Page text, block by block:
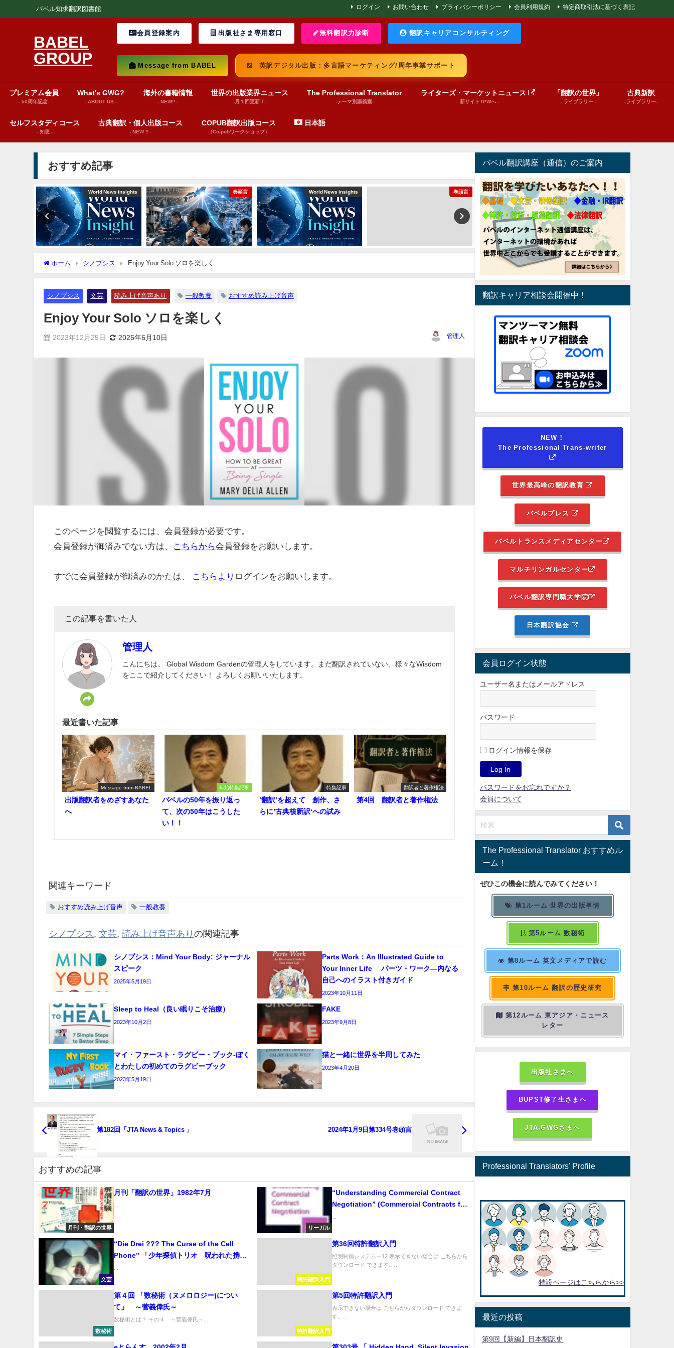
バベル知求翻訳図書館 ログイン お問い合わせ プライバシーポリシー 会員利用規約 特定商取引法に基づく表記
BABEL
GROUP
会員登録案内 出版社さま専用窓口 無料翻訳力診断 翻訳キャリアコンサルティング
Message from BABEL 英訳デジタル出版：多言語マーケティング/周年事業サポート
プレミアム会員
- 50周年記念-
What's GWG?
- ABOUT US -
海外の書籍情報
- NEW!! -
世界の出版業界ニュース
-月１回更新！-
The Professional Translator
-テーマ別講義室-
ライターズ・マーケットニュース
- 新サイトTPWへ -
「翻訳の世界」
- ライブラリー -
古典新訳
-ライブラリー-
セルフスタディコース
- 知恵 -
古典翻訳・個人出版コース
- NEW !! -
COPUB翻訳出版コース
（Co-pubワークショップ）
日本語
おすすめ記事
World News insights 巻頭言 World News insights 巻頭言 文芸（プレゼンテーション動画） 文芸（プレゼンテーショ
ホーム シノプシス Enjoy Your Solo ソロを楽しく
シノプシス 文芸 読み上げ音声あり 一般教養 おすすめ読み上げ音声
Enjoy Your Solo ソロを楽しく
2023年12月25日 2025年6月10日 管理人
このページを閲覧するには、会員登録が必要です。
会員登録が御済みでない方は、
こちらから会員登録をお願いします。
すでに会員登録が御済みのかたは、 こちらより ログインをお願いします。
この記事を書いた人
管理人
こんにちは。 Global Wisdom Gardenの管理人をしています。まだ翻訳されていない、様々なWisdom
をここで紹介してください！ よろしくお願いいたします。
最近書いた記事
Message from BABEL
出版翻訳者をめざすあなた
へ
年始特集記事
バベルの50年を振り返っ
て、次の50年はこうした
い！！
特集記事
’翻訳’を超えて 創作、さ
らに’古典核新訳‘への試み
翻訳者と著作権法
第4回 翻訳者と著作権法
関連キーワード
おすすめ読み上げ音声 一般教養
シノプシス ,文芸,読み上げ音声ありの関連記事
シノプシス：Mind Your Body: ジャーナル
スピーク
2025年5月19日
Parts Work：An Illustrated Guide to
Your Inner Life パーツ・ワーク―内なる
自己へのイラスト付きガイド
2023年10月11日
Sleep to Heal（良い眠りこそ治療）
2023年10月2日
FAKE
2023年9月8日
マイ・ファースト・ラグビー・ブック‐ぼく
とわたしの初めてのラグビーブック
2023年5月19日
猫と一緒に世界を半周してみた
2023年4月20日
第182回「JTA News & Topics 」 2024年1月9日第334号巻頭言
おすすめの記事
月刊・翻訳の世界
月刊「翻訳の世界」1982年7月
リーガル
“Understanding Commercial Contract
Negotiation” (Commercial Contracts for
文芸
“Die Drei ??? The Curse of the Cell
Phone” 「少年探偵トリオ 呪われた携帯
...
特許翻訳入門
第36回特許翻訳入門
照明制御システムー12 表示できない場合は こちらから
ダウンロード できます。...
数秘術
第４回 「数秘術（ヌメロロジー)につい
て」 ～菅義偉氏～
数秘術とは？ その４ ～菅義偉氏～...
特許翻訳入門
第5回特許翻訳入門
表示できない場合は こちらからダウンロード できま
す。...
バベル翻訳講座（通信）のご案内
翻訳キャリア相談会開催中！
NEW！
The Professional Trans-writer
世界最高峰の翻訳教育
バベルプレス
バベルトランスメディアセンター
マルチリンガルセンター
バベル翻訳専門職大学院
日本翻訳協会
会員ログイン状態
ユーザー名またはメールアドレス
パスワード
ログイン情報を保存
パスワードをお忘れですか？
会員について
The Professional Translator おすすめル
ーム！
ぜひこの機会に読んでみてください！
第1ルーム 世界の出版事情
第5ルーム 数秘術
第8ルーム 英文メディアで読む
第10ルーム 翻訳の歴史研究
第12ルーム 東アジア・ニュース
レター
出版社さまへ
BUPST修了生さまへ
JTA-GWGさまへ
Professional Translators' Profile
特設ページはこちらから>>
最近の投稿
第9回【新編】日本翻訳史